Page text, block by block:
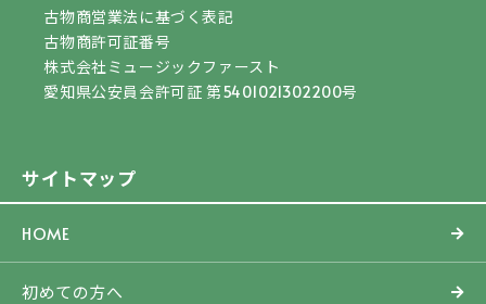
サイトマップ
HOME
初めての方へ
古物商営業法に基づく表記
古物商許可証番号
株式会社ミュージックファースト
愛知県公安員会許可証 第5401021302200号